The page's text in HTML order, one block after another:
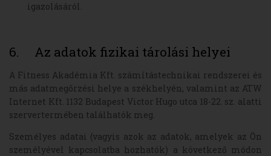
igazolásáról.
6. Az adatok fizikai tárolási helyei
A Fitness Akadémia Kft. számítástechnikai rendszerei és
más adatmegőrzési helye a székhelyén, valamint az ATW
Internet Kft. 1132 Budapest Victor Hugo utca 18-22. sz. alatti
szervertermében találhatók meg.
Személyes adatai (vagyis azok az adatok, amelyek az Ön
személyével kapcsolatba hozhatók) a következő módon